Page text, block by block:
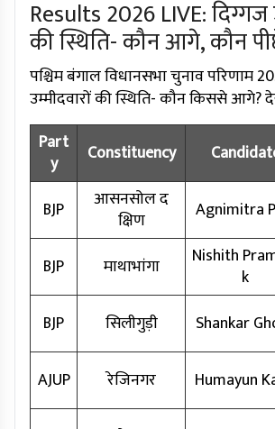
Results 2026 LIVE: दिग्गज
की स्थिति- कौन आगे, कौन
पश्चिम बंगाल विधानसभा चुनाव परिणाम
उम्मीदवारों की स्थिति- कौन किससे
Part
y
Constituency
BJP
आसनसोल द
क्षिण
Agnimitra
BJP माथाभांगा
Nishith
k
BJP
सिलीगुड़ी Shankar
AJUP
रेजिनगर Humayun